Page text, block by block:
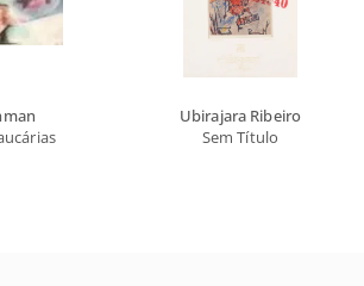
Ubirajara Ribeiro
Sem Título